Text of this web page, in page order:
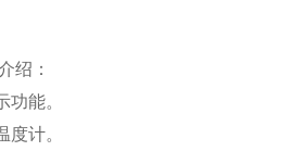
绍：
功能。
度计。